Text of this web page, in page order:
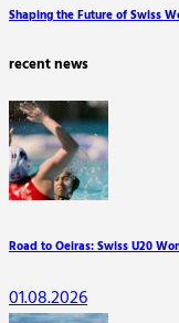
Next
Shaping the Future of Swiss
recent news
Road to Oeiras: Swiss U20
01.08.2026